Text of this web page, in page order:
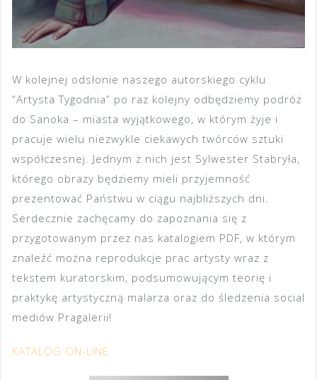
W kolejnej odsłonie naszego autorskiego cyklu
“Artysta Tygodnia” po raz kolejny odbędziemy podróż
do Sanoka – miasta wyjątkowego, w którym żyje i
pracuje wielu niezwykle ciekawych twórców sztuki
współczesnej. Jednym z nich jest Sylwester Stabryła,
którego obrazy będziemy mieli przyjemność
prezentować Państwu w ciągu najbliższych dni.
Serdecznie zachęcamy do zapoznania się z
przygotowanym przez nas katalogiem PDF, w którym
znaleźć można reprodukcje prac artysty wraz z
tekstem kuratorskim, podsumowującym teorię i
praktykę artystyczną malarza oraz do śledzenia social
mediów Pragalerii!
KATALOG ON-LINE